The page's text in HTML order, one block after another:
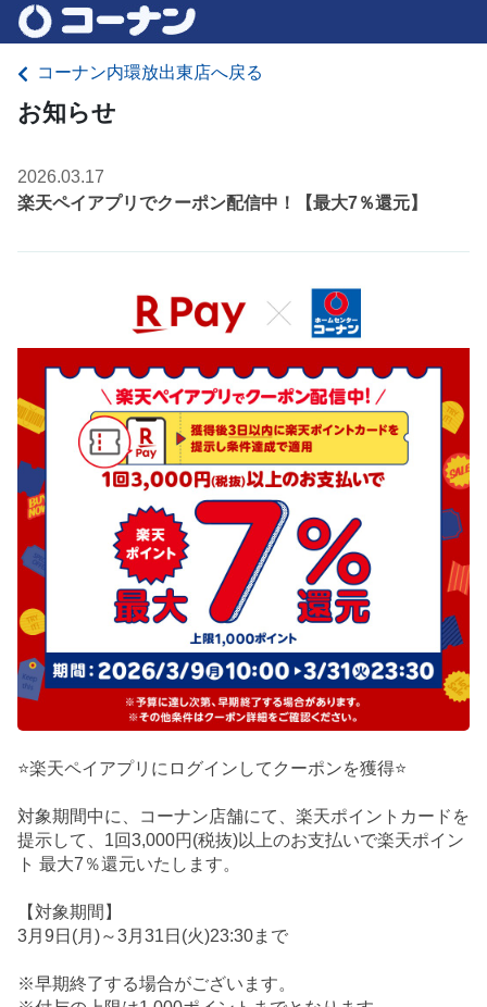
コーナン内環放出東店へ戻る
お知らせ
2026.03.17
楽天ペイアプリでクーポン配信中！【最大7％還元】
⭐楽天ペイアプリにログインしてクーポンを獲得⭐
対象期間中に、コーナン店舗にて、楽天ポイントカードを
提示して、1回3,000円(税抜)以上のお支払いで楽天ポイン
ト 最大7％還元いたします。
【対象期間】
3月9日(月)～3月31日(火)23:30まで
※早期終了する場合がございます。